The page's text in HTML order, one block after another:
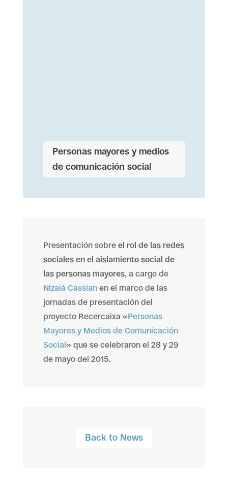
Personas mayores y medios
de comunicación social
Presentación sobre el rol de las redes
sociales en el aislamiento social de
las personas mayores, a cargo de
Nizaiá Cassianen el marco de las
jornadas de presentación del
proyecto Recercaixa «Personas
Mayores y Medios de Comunicación
Social» que se celebraron el 28 y 29
de mayo del 2015.
Back to News